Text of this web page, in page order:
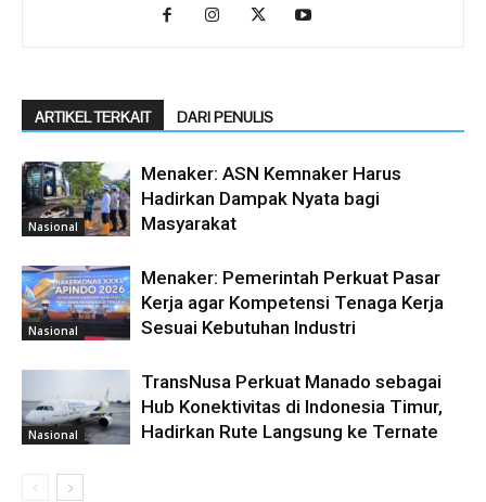
ARTIKEL TERKAIT DARI PENULIS
Nasional
Menaker: ASN Kemnaker Harus
Hadirkan Dampak Nyata bagi
Masyarakat
Nasional
Menaker: Pemerintah Perkuat Pasar
Kerja agar Kompetensi Tenaga Kerja
Sesuai Kebutuhan Industri
Nasional
TransNusa Perkuat Manado sebagai
Hub Konektivitas di Indonesia Timur,
Hadirkan Rute Langsung ke Ternate